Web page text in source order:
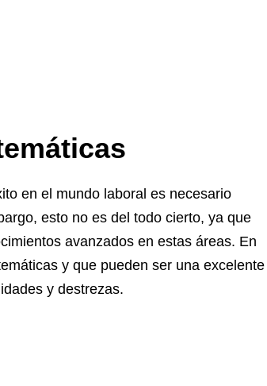
en el mundo laboral es necesario
esto no es del todo cierto, ya que
avanzados en estas áreas. En
y que pueden ser una excelente
y destrezas.